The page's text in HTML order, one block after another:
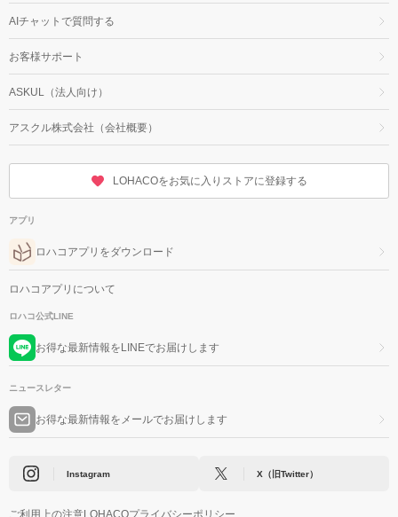
AIチャットで質問する
お客様サポート
ASKUL（法人向け）
アスクル株式会社（会社概要）
LOHACOをお気に入りストアに登録する
アプリ
ロハコアプリをダウンロード
ロハコアプリについて
ロハコ公式LINE
お得な最新情報をLINEでお届けします
ニュースレター
お得な最新情報をメールでお届けします
Instagram X（旧Twitter）